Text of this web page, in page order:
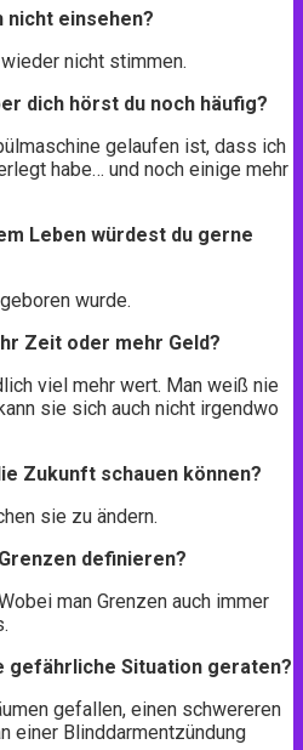
nicht einsehen?
nicht stimmen.
dich hörst du noch häufig?
gelaufen ist, dass ich
habe… und noch einige mehr
Leben würdest du gerne
wurde.
Zeit oder mehr Geld?
viel mehr wert. Man weiß nie
sie sich auch nicht irgendwo
Zukunft schauen können?
sie zu ändern.
definieren?
man Grenzen auch immer
gefährliche Situation geraten?
gefallen, einen schwereren
einer Blinddarmentzündung